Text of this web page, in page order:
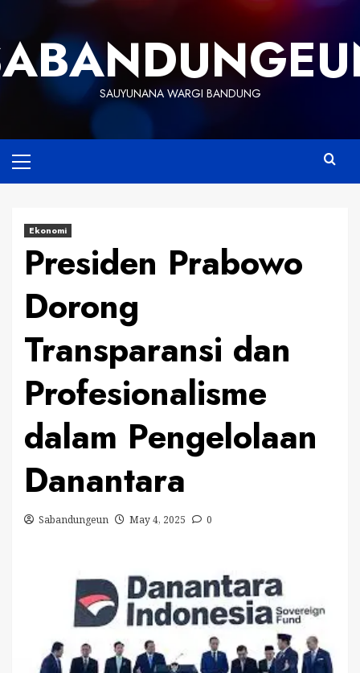
content
SAUYUNANA WARGI BANDUNG
Menu
Ekonomi
Presiden Prabowo
Dorong
Transparansi dan
Profesionalisme
dalam Pengelolaan
Danantara
Sabandungeun May 4, 2025 0